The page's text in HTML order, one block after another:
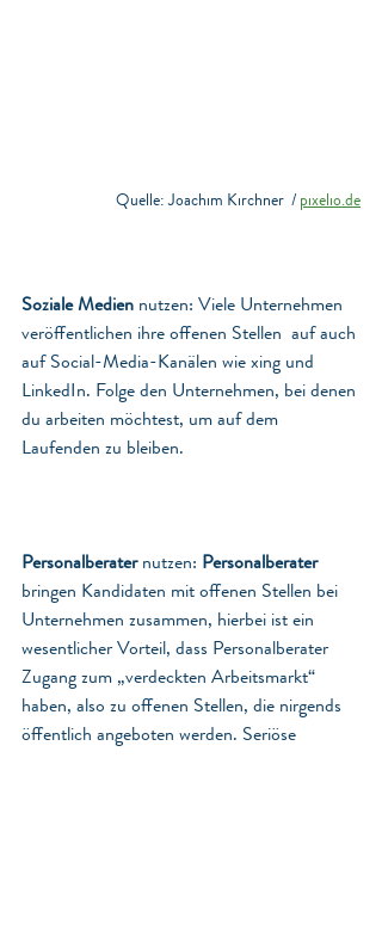
Quelle: Joachim Kirchner  / pixelio.de
Soziale Medien nutzen: Viele Unternehmen
veröffentlichen ihre offenen Stellen  auf auch
auf Social-Media-Kanälen wie xing und
LinkedIn. Folge den Unternehmen, bei denen
du arbeiten möchtest, um auf dem
Laufenden zu bleiben.
Personalberater nutzen: Personalberater
bringen Kandidaten mit offenen Stellen bei
Unternehmen zusammen, hierbei ist ein
wesentlicher Vorteil, dass Personalberater
Zugang zum „verdeckten Arbeitsmarkt“
haben, also zu offenen Stellen, die nirgends
öffentlich angeboten werden. Seriöse